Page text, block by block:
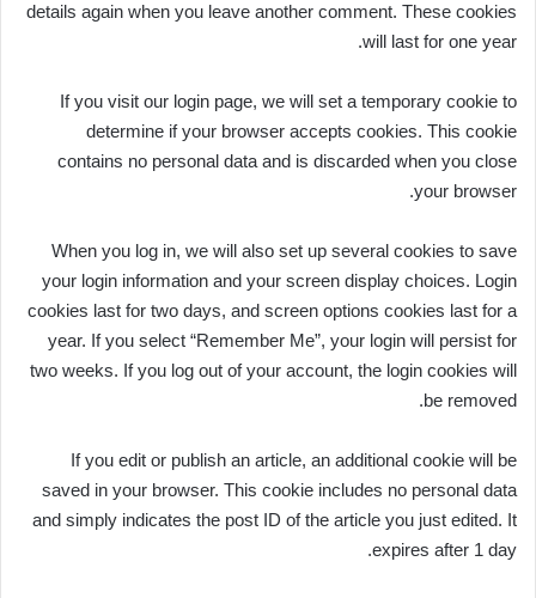
details again when you leave another comment. These cookies
will last for one year.
If you visit our login page, we will set a temporary cookie to
determine if your browser accepts cookies. This cookie
contains no personal data and is discarded when you close
your browser.
When you log in, we will also set up several cookies to save
your login information and your screen display choices. Login
cookies last for two days, and screen options cookies last for a
year. If you select “Remember Me”, your login will persist for
two weeks. If you log out of your account, the login cookies will
be removed.
If you edit or publish an article, an additional cookie will be
saved in your browser. This cookie includes no personal data
and simply indicates the post ID of the article you just edited. It
expires after 1 day.